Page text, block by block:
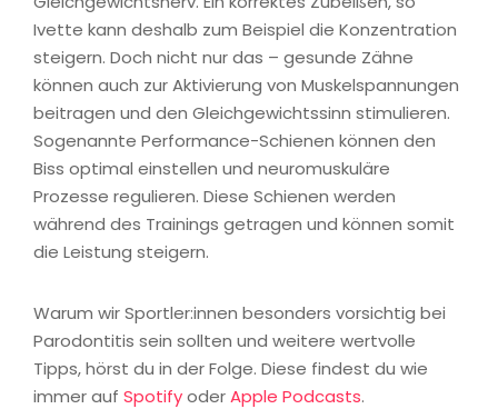
Ivette kann deshalb zum Beispiel die Konzentration
steigern. Doch nicht nur das – gesunde Zähne
können auch zur Aktivierung von Muskelspannungen
beitragen und den Gleichgewichtssinn stimulieren.
Sogenannte Performance-Schienen können den
Biss optimal einstellen und neuromuskuläre
Prozesse regulieren. Diese Schienen werden
während des Trainings getragen und können somit
die Leistung steigern.
Warum wir Sportler:innen besonders vorsichtig bei
Parodontitis sein sollten und weitere wertvolle
Tipps, hörst du in der Folge. Diese findest du wie
immer auf SpotifyoderApple Podcasts.